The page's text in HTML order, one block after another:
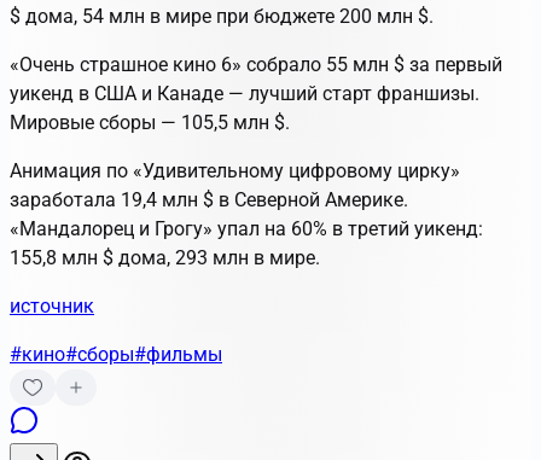
$ дома, 54 млн в мире при бюджете 200 млн $.
«Очень страшное кино 6» собрало 55 млн $ за первый
уикенд в США и Канаде — лучший старт франшизы.
Мировые сборы — 105,5 млн $.
Анимация по «Удивительному цифровому цирку»
заработала 19,4 млн $ в Северной Америке.
«Мандалорец и Грогу» упал на 60% в третий уикенд:
155,8 млн $ дома, 293 млн в мире.
источник
#кино#сборы#фильмы